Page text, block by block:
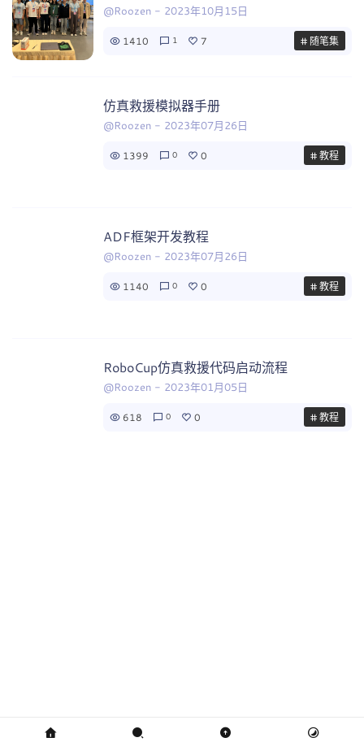
@Roozen - 2023年10月15日
1410 1 7 # 随笔集
仿真救援模拟器手册
@Roozen - 2023年07月26日
1399 0 0 # 教程
ADF框架开发教程
@Roozen - 2023年07月26日
1140 0 0 # 教程
RoboCup仿真救援代码启动流程
@Roozen - 2023年01月05日
618 0 0 # 教程